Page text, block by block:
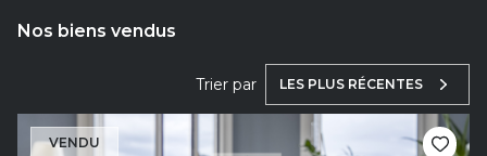
Nos biens vendus
Trier par LES PLUS RÉCENTES
VENDU